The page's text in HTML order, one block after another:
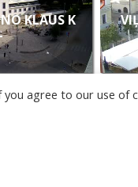
KLAUS K
agree to our use of